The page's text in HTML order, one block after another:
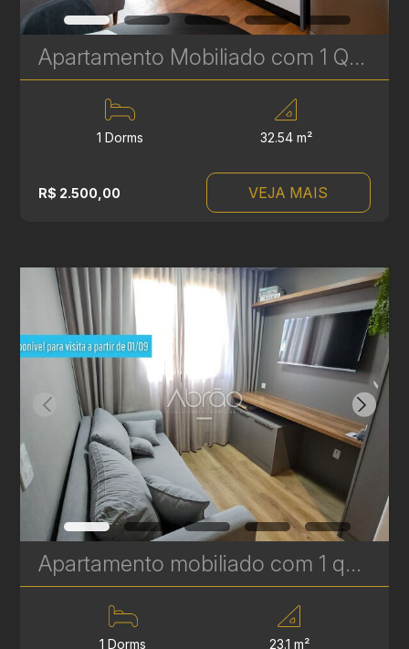
Apartamento Mobiliado com 1 Quarto para Alugar no Batel - Excelente Localização - Pronto para Morar | Ref. 039
1 Dorms 32.54 m²
R$ 2.500,00 VEJA MAIS
Apartamento mobiliado com 1 quarto para alugar a 2 quadras da PUCPR, no Prado Velho – 23 m² | Ideal para Estudantes
1 Dorms 23.1 m²